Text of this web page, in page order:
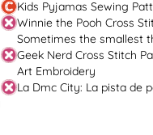
Kids Pyjamas Sewing
Winnie the Pooh Cross
Sometimes the smallest
Geek Nerd Cross Stitch
Art Embroidery
La Dmc City: La pista de